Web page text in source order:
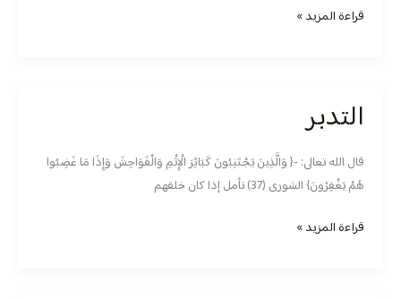
قراءة المزيد »
التدبر
قال الله تعالى: -{ وَالَّذِينَ يَجْتَنِبُونَ كَبَائِرَ الْإِثْمِ وَالْفَوَاحِشَ وَإِذَا مَا غَضِبُوا
هُمْ يَغْفِرُونَ} الشورى (37) تأمل إذا كان خلقهم
التدبر
قراءة المزيد »